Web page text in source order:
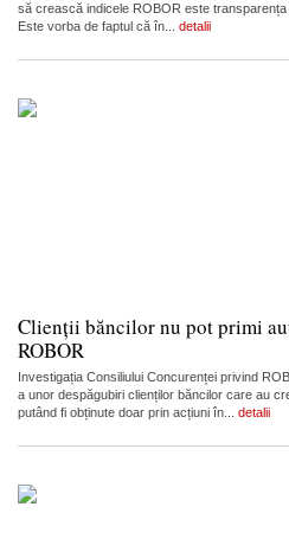
să crească indicele ROBOR este transparența
Este vorba de faptul că în... detalii
Clienții băncilor nu pot primi
ROBOR
Investigația Consiliului Concurenței privind
a unor despăgubiri clienților băncilor care au
putând fi obținute doar prin acțiuni în... detalii